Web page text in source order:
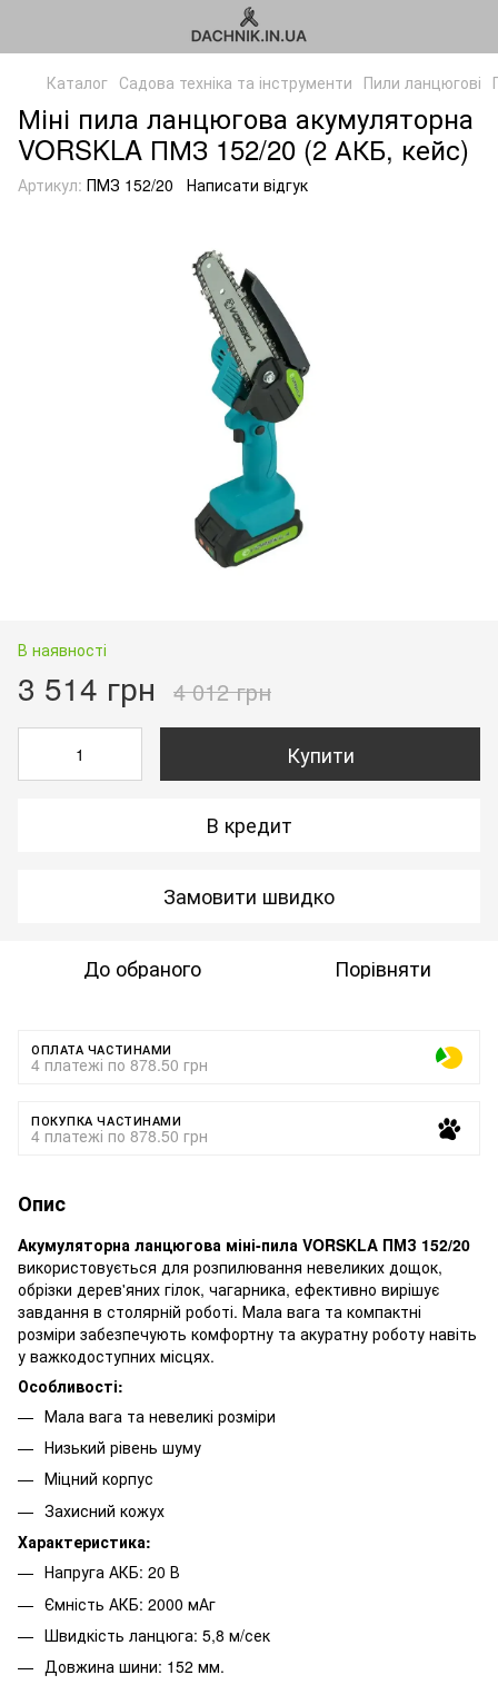
Каталог Садова техніка та інструменти Пили ланцюгові
Міні пила ланцюгова акумуляторна
VORSKLA ПМЗ 152/20 (2 АКБ, кейс)
Артикул: ПМЗ 152/20 Написати відгук
В наявності
3 514 грн 4 012 грн
Купити
В кредит
Замовити швидко
До обраного Порівняти
ОПЛАТА ЧАСТИНАМИ
4 платежі по 878.50 грн
ПОКУПКА ЧАСТИНАМИ
4 платежі по 878.50 грн
Опис
Акумуляторна ланцюгова міні-пила VORSKLA ПМЗ 152/20
використовується для розпилювання невеликих дощок,
обрізки дерев'яних гілок, чагарника, ефективно вирішує
завдання в столярній роботі. Мала вага та компактні
розміри забезпечують комфортну та акуратну роботу навіть
у важкодоступних місцях.
Особливості:
Мала вага та невеликі розміри
Низький рівень шуму
Міцний корпус
Захисний кожух
Характеристика:
Напруга АКБ: 20 В
Ємність АКБ: 2000 мАг
Швидкість ланцюга: 5,8 м/сек
Довжина шини: 152 мм.